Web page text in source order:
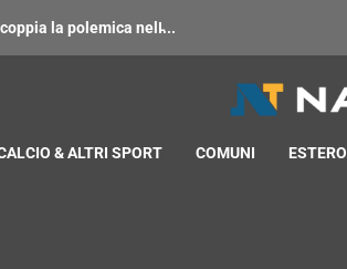
la polemica nell̵...
& ALTRI SPORT COMUNI ESTERO